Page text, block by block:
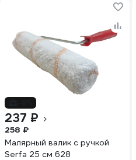
237 ₽
258 ₽
Малярный валик с ручкой
Serfa 25 см 628